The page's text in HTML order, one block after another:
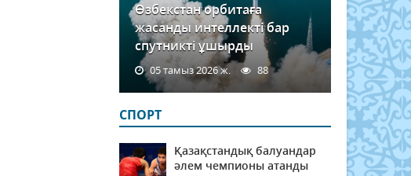
Өзбекстан орбитаға
жасанды интеллекті бар
спутникті ұшырды
05 тамыз 2026 ж. 88
СПОРТ
Қазақстандық балуандар
әлем чемпионы атанды